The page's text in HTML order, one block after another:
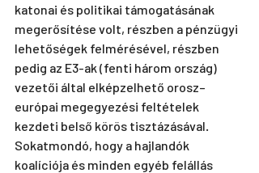
katonai és politikai támogatásának
megerősítése volt, részben a pénzügyi
lehetőségek felmérésével, részben
pedig az E3-ak (fenti három ország)
vezetői által elképzelhető orosz–
európai megegyezési feltételek
kezdeti belső körös tisztázásával.
Sokatmondó, hogy a hajlandók
koalíciója és minden egyéb felállás